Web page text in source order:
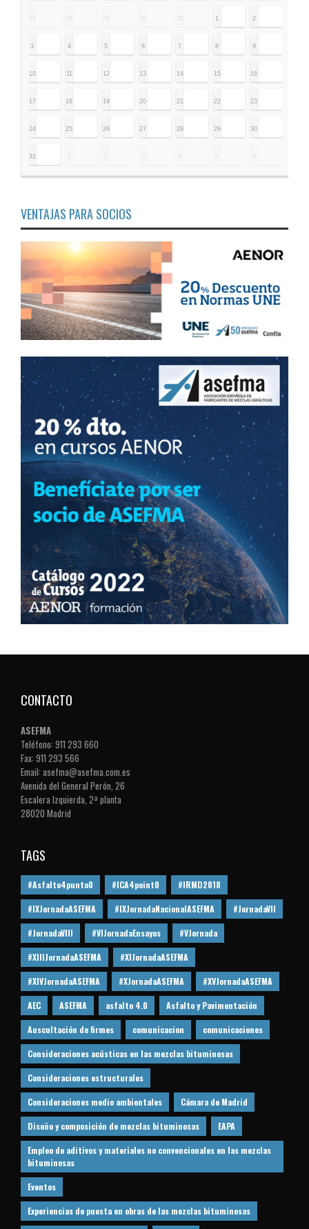
1 2
3 4 5 6 7 8 9
10 11 12 13 14 15 16
17 18 19 20 21 22 23
24 25 26 27 28 29 30
31 5
VENTAJAS PARA SOCIOS
CONTACTO
ASEFMA
Teléfono: 911 293 660
Fax: 911 293 566
Email: asefma@asefma.com.es
Avenida del General Perón, 26
Escalera Izquierda, 2ª planta
28020 Madrid
TAGS
#Asfalto4punto0 #ICA4point0 #IRMD2018
#IXJornadaASEFMA #IXJornadaNacionalASEFMA #JornadaVII
#JornadaVIII #VIJornadaEnsayos #VJornada
#XIIIJornadaASEFMA #XIJornadaASEFMA
#XIVJornadaASEFMA #XJornadaASEFMA #XVJornadaASEFMA
AEC ASEFMA asfalto 4.0 Asfalto y Pavimentación
Auscultación de firmes comunicacion comunicaciones
Consideraciones acústicas en las mezclas bituminosas
Consideraciones estructurales
Consideraciones medio ambientales Cámara de Madrid
Diseño y composición de mezclas bituminosas EAPA
Empleo de aditivos y materiales no convencionales en las mezclas
bituminosas
Eventos
Experiencias de puesta en obras de las mezclas bituminosas